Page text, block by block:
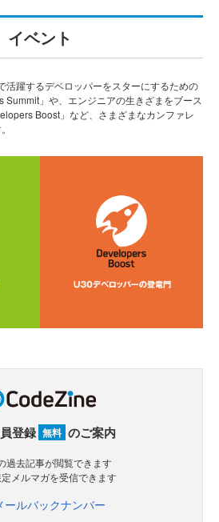
イベント
活躍するデベロッパーをスターにするための
Summit」や、エンジニアの生きざまをブース
Boost」など、さまざまなカンファレ
登録 無料 のご案内
過去記事が閲覧できます
定メルマガを受信できます
ールバックナンバー